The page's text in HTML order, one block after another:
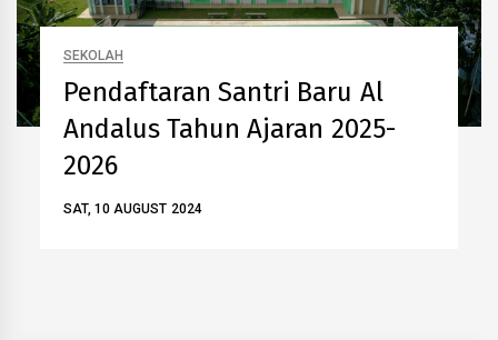
SEKOLAH
Pendaftaran Santri Baru Al
Andalus Tahun Ajaran 2025-
2026
SAT, 10 AUGUST 2024